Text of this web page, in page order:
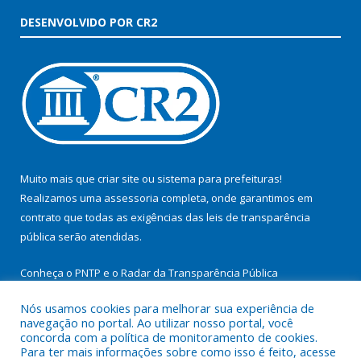
DESENVOLVIDO POR CR2
Muito mais que criar site ou sistema para prefeituras!
Realizamos uma assessoria completa, onde garantimos em
contrato que todas as exigências das leis de transparência
pública serão atendidas.
Conheça o PNTP e o Radar da Transparência Pública
Nós usamos cookies para melhorar sua experiência de
navegação no portal. Ao utilizar nosso portal, você
concorda com a política de monitoramento de cookies.
Para ter mais informações sobre como isso é feito, acesse